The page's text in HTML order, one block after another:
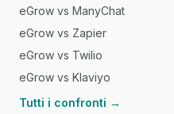
eGrow vs ManyChat
eGrow vs Zapier
eGrow vs Twilio
eGrow vs Klaviyo
Tutti i confronti →